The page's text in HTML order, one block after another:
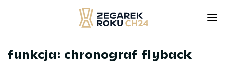
Skip
funkcja: chronograf flyback